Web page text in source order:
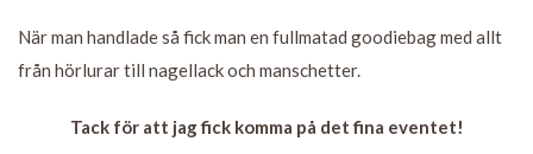
När man handlade så fick man en fullmatad goodiebag med allt
från hörlurar till nagellack och manschetter.
Tack för att jag fick komma på det fina eventet!